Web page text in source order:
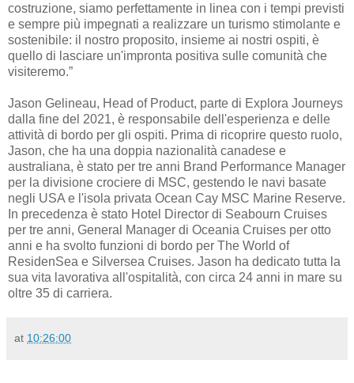
costruzione, siamo perfettamente in linea con i tempi previsti
e sempre più impegnati a realizzare un turismo stimolante e
sostenibile: il nostro proposito, insieme ai nostri ospiti, è
quello di lasciare un'impronta positiva sulle comunità che
visiteremo.”
Jason Gelineau, Head of Product, parte di Explora Journeys
dalla fine del 2021, è responsabile dell'esperienza e delle
attività di bordo per gli ospiti. Prima di ricoprire questo ruolo,
Jason, che ha una doppia nazionalità canadese e
australiana, è stato per tre anni Brand Performance Manager
per la divisione crociere di MSC, gestendo le navi basate
negli USA e l'isola privata Ocean Cay MSC Marine Reserve.
In precedenza è stato Hotel Director di Seabourn Cruises
per tre anni, General Manager di Oceania Cruises per otto
anni e ha svolto funzioni di bordo per The World of
ResidenSea e Silversea Cruises. Jason ha dedicato tutta la
sua vita lavorativa all'ospitalità, con circa 24 anni in mare su
oltre 35 di carriera.
at 10:26:00